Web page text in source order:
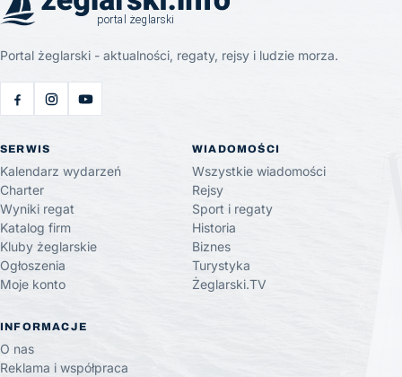
Portal żeglarski - aktualności, regaty, rejsy i ludzie morza.
SERWIS
Kalendarz wydarzeń
Charter
Wyniki regat
Katalog firm
Kluby żeglarskie
Ogłoszenia
Moje konto
WIADOMOŚCI
Wszystkie wiadomości
Rejsy
Sport i regaty
Historia
Biznes
Turystyka
Żeglarski.TV
INFORMACJE
O nas
Reklama i współpraca